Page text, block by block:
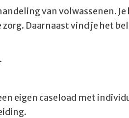
van volwassenen.
zorg. Daarnaast vind je het
eigen caseload met